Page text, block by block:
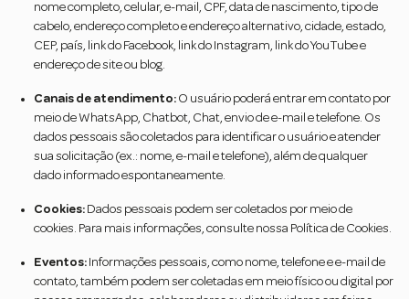
nome completo, celular, e-mail, CPF, data de nascimento, tipo de
cabelo, endereço completo e endereço alternativo, cidade, estado,
CEP, país, link do Facebook, link do Instagram, link do YouTube e
endereço de site ou blog.
Canais de atendimento: O usuário poderá entrar em contato por
meio de WhatsApp, Chatbot, Chat, envio de e-mail e telefone. Os
dados pessoais são coletados para identificar o usuário e atender
sua solicitação (ex.: nome, e-mail e telefone), além de qualquer
dado informado espontaneamente.
Cookies: Dados pessoais podem ser coletados por meio de
cookies. Para mais informações, consulte nossa Política de Cookies.
Eventos: Informações pessoais, como nome, telefone e e-mail de
contato, também podem ser coletadas em meio físico ou digital por